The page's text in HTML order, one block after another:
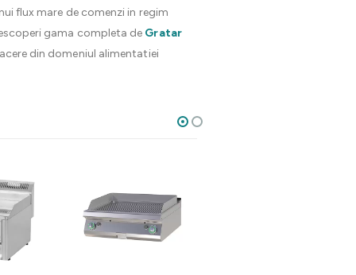
flux mare de comenzi in regim
gama completa de Gratar
din domeniul alimentatiei